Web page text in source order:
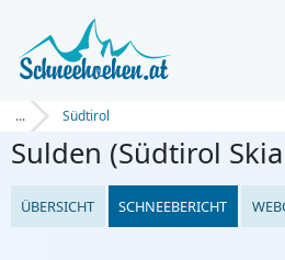
... Südtirol
Sulden (Südtirol
ÜBERSICHT SCHNEEBERICHT